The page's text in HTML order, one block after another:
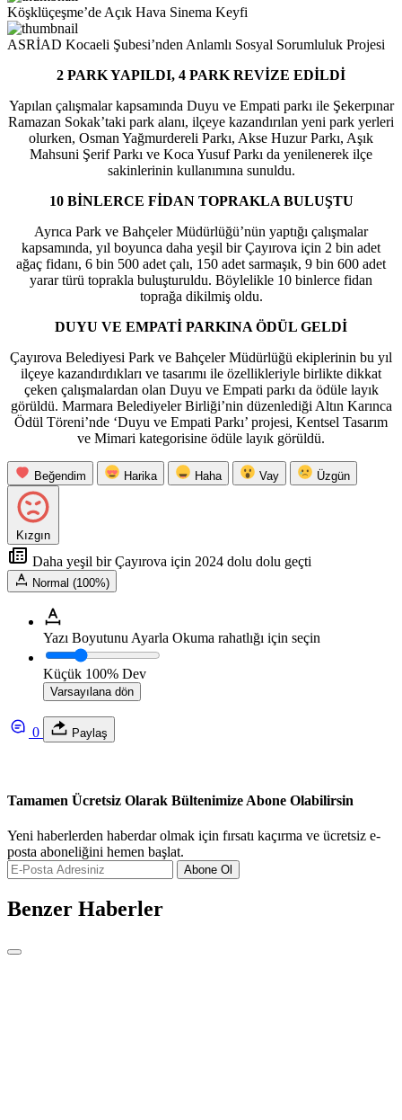
Köşklüçeşme’de Açık Hava Sinema Keyfi
ASRİAD Kocaeli Şubesi’nden Anlamlı Sosyal Sorumluluk Projesi
2 PARK YAPILDI, 4 PARK REVİZE EDİLDİ
Yapılan çalışmalar kapsamında Duyu ve Empati parkı ile Şekerpınar
Ramazan Sokak’taki park alanı, ilçeye kazandırılan yeni park yerleri
olurken, Osman Yağmurdereli Parkı, Akse Huzur Parkı, Aşık
Mahsuni Şerif Parkı ve Koca Yusuf Parkı da yenilenerek ilçe
sakinlerinin kullanımına sunuldu.
10 BİNLERCE FİDAN TOPRAKLA BULUŞTU
Ayrıca Park ve Bahçeler Müdürlüğü’nün yaptığı çalışmalar
kapsamında, yıl boyunca daha yeşil bir Çayırova için 2 bin adet
ağaç fidanı, 6 bin 500 adet çalı, 150 adet sarmaşık, 9 bin 600 adet
yarar türü toprakla buluşturuldu. Böylelikle 10 binlerce fidan
toprağa dikilmiş oldu.
DUYU VE EMPATİ PARKINA ÖDÜL GELDİ
Çayırova Belediyesi Park ve Bahçeler Müdürlüğü ekiplerinin bu yıl
ilçeye kazandırdıkları ve tasarımı ile özellikleriyle birlikte dikkat
çeken çalışmalardan olan Duyu ve Empati parkı da ödüle layık
görüldü. Marmara Belediyeler Birliği’nin düzenlediği Altın Karınca
Ödül Töreni’nde ‘Duyu ve Empati Parkı’ projesi, Kentsel Tasarım
ve Mimari kategorisine ödüle layık görüldü.
Beğendim Harika Haha Vay Üzgün
Kızgın
Daha yeşil bir Çayırova için 2024 dolu dolu geçti
Normal (100%)
Yazı Boyutunu Ayarla Okuma rahatlığı için seçin
Küçük 100% Dev
Varsayılana dön
0 Paylaş
Tamamen Ücretsiz Olarak Bültenimize Abone Olabilirsin
Yeni haberlerden haberdar olmak için fırsatı kaçırma ve ücretsiz e-
posta aboneliğini hemen başlat.
Abone Ol
Benzer Haberler